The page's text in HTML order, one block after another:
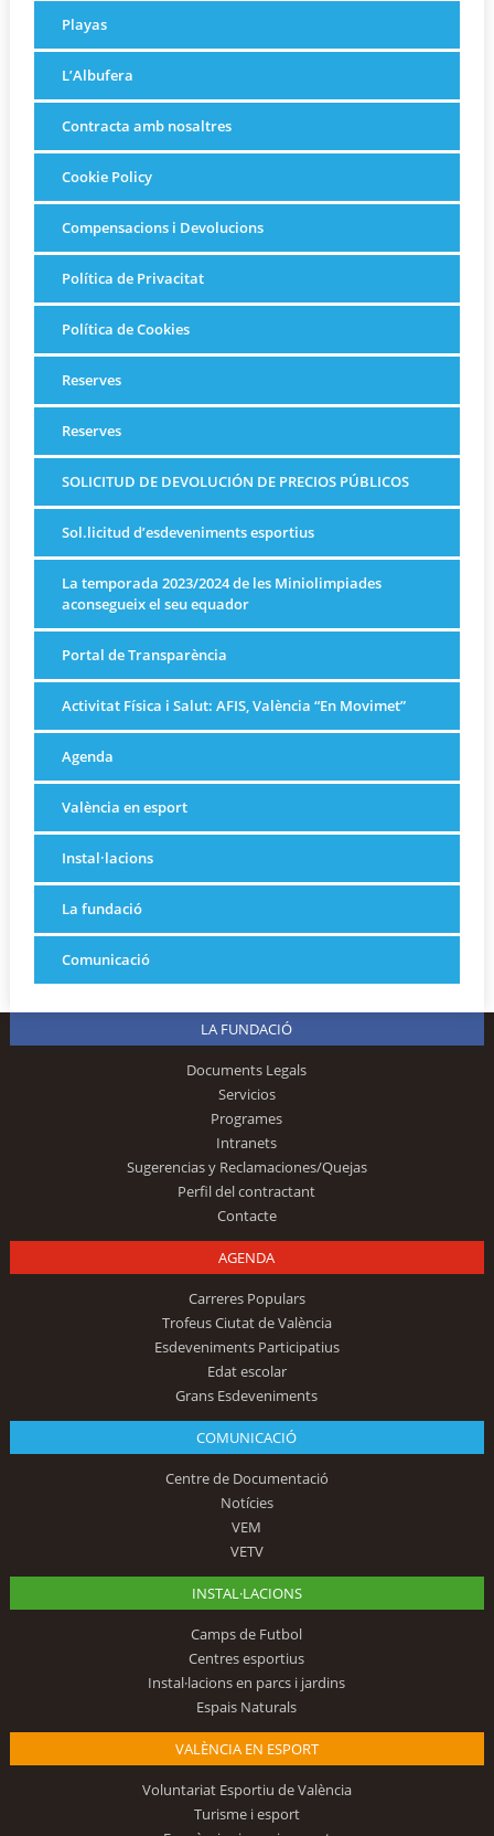
Playas
L’Albufera
Contracta amb nosaltres
Cookie Policy
Compensacions i Devolucions
Política de Privacitat
Política de Cookies
Reserves
Reserves
SOLICITUD DE DEVOLUCIÓN DE PRECIOS PÚBLICOS
Sol.licitud d’esdeveniments esportius
La temporada 2023/2024 de les Miniolimpiades
aconsegueix el seu equador
Portal de Transparència
Activitat Física i Salut: AFIS, València “En Movimet”
Agenda
València en esport
Instal·lacions
La fundació
Comunicació
LA FUNDACIÓ
Documents Legals
Servicios
Programes
Intranets
Sugerencias y Reclamaciones/Quejas
Perfil del contractant
Contacte
AGENDA
Carreres Populars
Trofeus Ciutat de València
Esdeveniments Participatius
Edat escolar
Grans Esdeveniments
COMUNICACIÓ
Centre de Documentació
Notícies
VEM
VETV
INSTAL·LACIONS
Camps de Futbol
Centres esportius
Instal·lacions en parcs i jardins
Espais Naturals
VALÈNCIA EN ESPORT
Voluntariat Esportiu de València
Turisme i esport